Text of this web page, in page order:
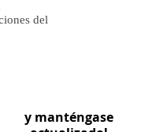
del
y manténgase